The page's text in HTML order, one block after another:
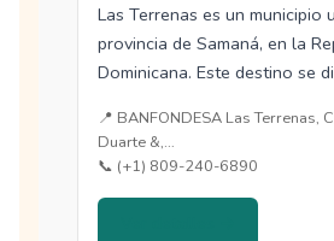
Las Terrenas es un municipio
provincia de Samaná, en la
Dominicana. Este destino se
📍 BANFONDESA Las Terrenas,
Duarte &,…
📞 (+1) 809-240-6890